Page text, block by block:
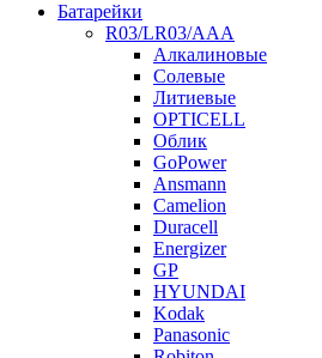
Батарейки
R03/LR03/AAA
Алкалиновые
Солевые
Литиевые
OPTICELL
Облик
GoPower
Ansmann
Camelion
Duracell
Energizer
GP
HYUNDAI
Kodak
Panasonic